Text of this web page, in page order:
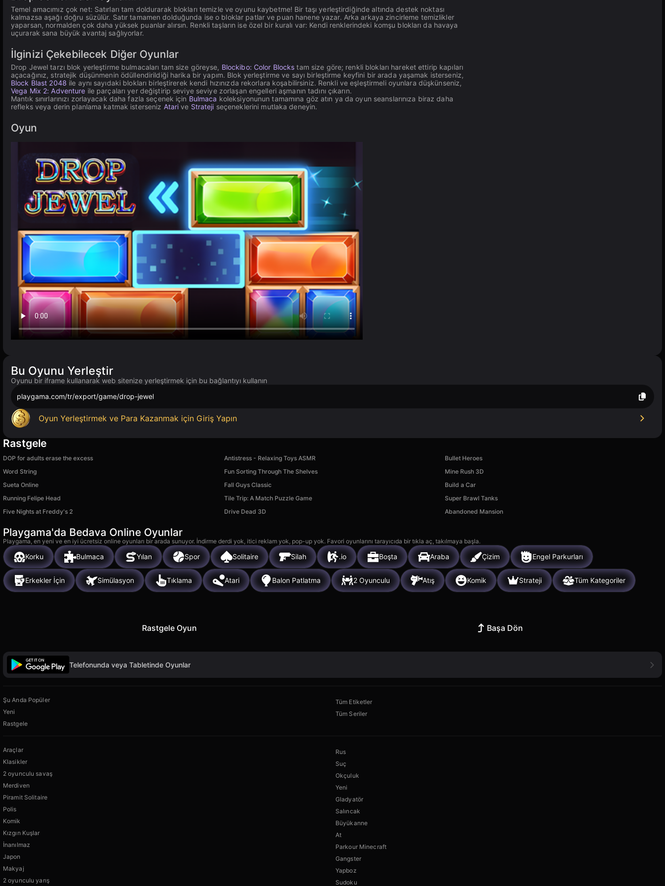
Temel amacımız çok net: Satırları tam doldurarak blokları temizle ve oyunu kaybetme! Bir taşı yerleştirdiğinde altında destek noktası
kalmazsa aşağı doğru süzülür. Satır tamamen dolduğunda ise o bloklar patlar ve puan hanene yazar. Arka arkaya zincirleme temizlikler
yaparsan, normalden çok daha yüksek puanlar alırsın. Renkli taşların ise özel bir kuralı var: Kendi renklerindeki komşu blokları da havaya
uçurarak sana büyük avantaj sağlıyorlar.
İlginizi Çekebilecek Diğer Oyunlar
Drop Jewel tarzı blok yerleştirme bulmacaları tam size göreyse, Blockibo: Color Blocks tam size göre; renkli blokları hareket ettirip kapıları
açacağınız, stratejik düşünmenin ödüllendirildiği harika bir yapım. Blok yerleştirme ve sayı birleştirme keyfini bir arada yaşamak isterseniz,
Block Blast 2048 ile aynı sayıdaki blokları birleştirerek kendi hızınızda rekorlara koşabilirsiniz. Renkli ve eşleştirmeli oyunlara düşkünseniz,
Vega Mix 2: Adventure ile parçaları yer değiştirip seviye seviye zorlaşan engelleri aşmanın tadını çıkarın.
Mantık sınırlarınızı zorlayacak daha fazla seçenek için Bulmaca koleksiyonunun tamamına göz atın ya da oyun seanslarınıza biraz daha
refleks veya derin planlama katmak isterseniz Atari ve Strateji seçeneklerini mutlaka deneyin.
Oyun
Bu Oyunu Yerleştir
Oyunu bir iframe kullanarak web sitenize yerleştirmek için bu bağlantıyı kullanın
playgama.com/tr/export/game/drop-jewel
Oyun Yerleştirmek ve Para Kazanmak için Giriş Yapın
Rastgele
DOP for adults erase the excess Antistress - Relaxing Toys ASMR
Bullet Heroes
Word String
Fun Sorting Through The Shelves
Mine Rush 3D
Sueta Online
Fall Guys Classic
Build a Car
Running Felipe Head
Tile Trip: A Match Puzzle Game
Super Brawl Tanks
Five Nights at Freddy's 2
Drive Dead 3D Abandoned Mansion
Playgama'da Bedava Online Oyunlar
Playgama, en yeni ve en iyi ücretsiz online oyunları bir arada sunuyor. İndirme derdi yok, itici reklam yok, pop-up yok. Favori oyunlarını tarayıcıda bir tıkla aç, takılmaya başla.
Korku Bulmaca Yılan Spor Solitaire Silah .io Boşta Araba Çizim Engel Parkurları
Erkekler İçin Simülasyon Tıklama Atari Balon Patlatma 2 Oyunculu Atış Komik Strateji Tüm Kategoriler
Rastgele Oyun Başa Dön
Telefonunda veya Tabletinde Oyunlar
Şu Anda Popüler
Yeni
Rastgele
Tüm Etiketler
Tüm Seriler
Araçlar
Klasikler
2 oyunculu savaş
Merdiven
Piramit Solitaire
Polis
Komik
Kızgın Kuşlar
İnanılmaz
Japon
Makyaj
2 oyunculu yarış
Rus
Suç
Okçuluk
Yeni
Gladyatör
Salıncak
Büyükanne
At
Parkour Minecraft
Gangster
Yapboz
Sudoku